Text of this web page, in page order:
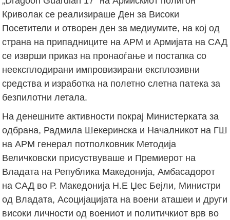
Криволак се реализираше Ден за Високи
Посетители и отворен ден за медиумите, на кој од
страна на припадниците на АРМ и Армијата на САД
се изврши приказ на пронаоѓање и постапка со
неексплодирани импровизирани експлозивни
средства и изработка на полетно слетна патека за
безпилотни летала.
На денешните активности покрај Министерката за
одбрана, Радмила Шекеринска и Началникот на ГШ
на АРМ генерал потполковник Методија
Величковски присуствуваше и Премиерот на
Владата на Република Македонија, Амбасадорот
на САД во Р. Македонија Н.Е Џес Бејли, Министри
од Владата, Асоцијацијата на воени аташеи и други
високи личности од воениот и политичкиот врв во